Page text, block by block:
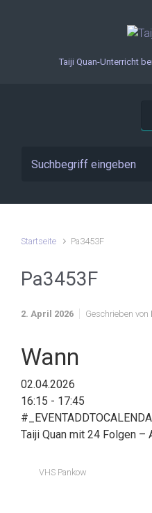
Taiji Quan-Unterricht
Startseite Pa3453F
Pa3453F
2. April 2026 Geschrieben von
Wann
02.04.2026
16:15 - 17:45
Taiji Quan mit 24 Folgen –
VHS Pankow